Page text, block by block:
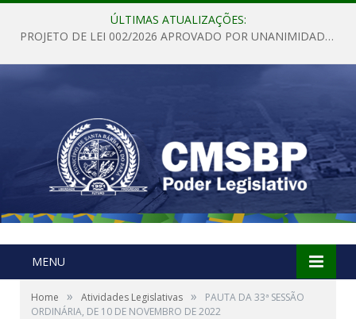
ÚLTIMAS ATUALIZAÇÕES:
PROJETO DE LEI 002/2026 APROVADO POR UNANIMIDADE EM SESSÃO ORDINÁRIA NESTA QUINTA – FEIRA 28 DE MAIO DE 2026
MENU
Home » Atividades Legislativas »
PAUTA DA 33ª SESSÃO
ORDINÁRIA, DE 10 DE NOVEMBRO DE 2022